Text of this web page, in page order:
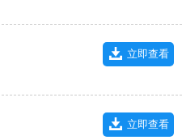
立即查看
立即查看